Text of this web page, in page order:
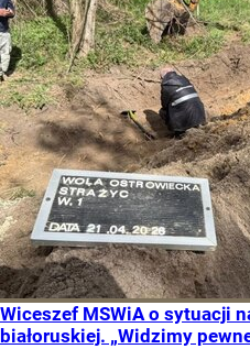
Wiceszef MSWiA o sytuacji
białoruskiej. „Widzimy